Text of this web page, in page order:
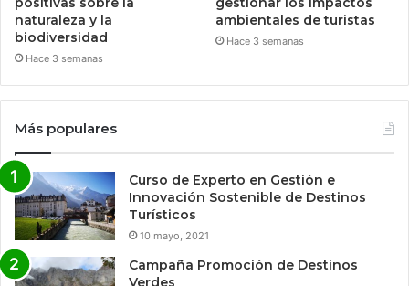
naturaleza y la
biodiversidad
Hace 3 semanas
ambientales de turistas
Hace 3 semanas
Más populares
Curso de Experto en Gestión e
Innovación Sostenible de Destinos
Turísticos
10 mayo, 2021
Campaña Promoción de Destinos
Verdes